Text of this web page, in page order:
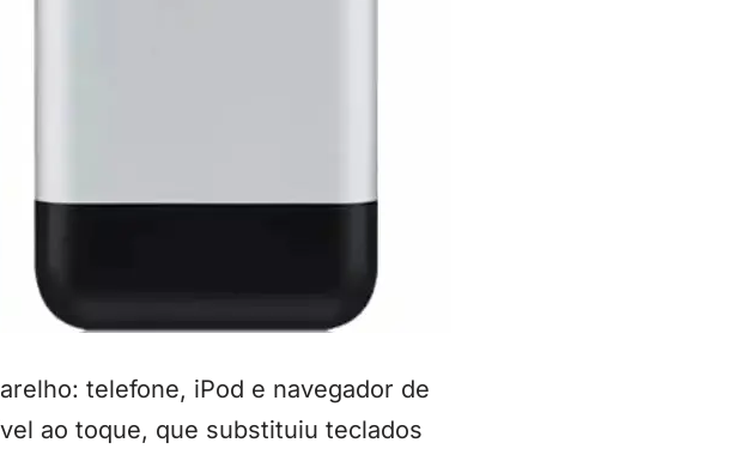
telefone, iPod e navegador de
ao toque, que substituiu teclados